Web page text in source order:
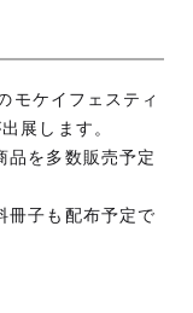
モケイフェスティ
展します。
品を多数販売予定
冊子も配布予定で